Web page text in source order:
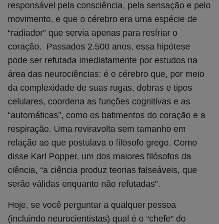
responsável pela consciência, pela sensação e pelo
movimento, e que o cérebro era uma espécie de
“radiador” que servia apenas para resfriar o
coração. Passados 2.500 anos, essa hipótese
pode ser refutada imediatamente por estudos na
área das neurociências: é o cérebro que, por meio
da complexidade de suas rugas, dobras e tipos
celulares, coordena as funções cognitivas e as
“automáticas”, como os batimentos do coração e a
respiração. Uma reviravolta sem tamanho em
relação ao que postulava o filósofo grego. Como
disse Karl Popper, um dos maiores filósofos da
ciência, “a ciência produz teorias falseáveis, que
serão válidas enquanto não refutadas”.
Hoje, se você perguntar a qualquer pessoa
(incluindo neurocientistas) qual é o “chefe” do